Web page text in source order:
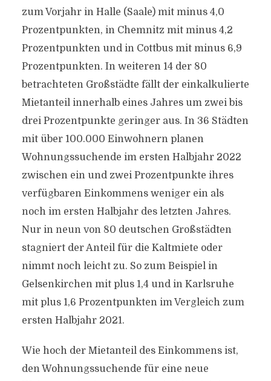
zum Vorjahr in Halle (Saale) mit minus 4,0
Prozentpunkten, in Chemnitz mit minus 4,2
Prozentpunkten und in Cottbus mit minus 6,9
Prozentpunkten. In weiteren 14 der 80
betrachteten Großstädte fällt der einkalkulierte
Mietanteil innerhalb eines Jahres um zwei bis
drei Prozentpunkte geringer aus. In 36 Städten
mit über 100.000 Einwohnern planen
Wohnungssuchende im ersten Halbjahr 2022
zwischen ein und zwei Prozentpunkte ihres
verfügbaren Einkommens weniger ein als
noch im ersten Halbjahr des letzten Jahres.
Nur in neun von 80 deutschen Großstädten
stagniert der Anteil für die Kaltmiete oder
nimmt noch leicht zu. So zum Beispiel in
Gelsenkirchen mit plus 1,4 und in Karlsruhe
mit plus 1,6 Prozentpunkten im Vergleich zum
ersten Halbjahr 2021.
Wie hoch der Mietanteil des Einkommens ist,
den Wohnungssuchende für eine neue